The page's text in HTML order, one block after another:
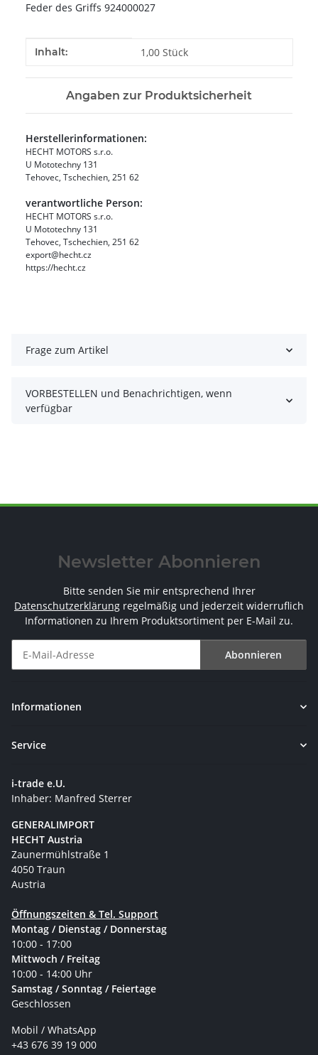
Feder des Griffs 924000027
Produkteigenschaft
Wert
Inhalt: 1,00 Stück
Angaben zur Produktsicherheit
Herstellerinformationen:
HECHT MOTORS s.r.o.
U Mototechny 131
Tehovec, Tschechien, 251 62
verantwortliche Person:
HECHT MOTORS s.r.o.
U Mototechny 131
Tehovec, Tschechien, 251 62
export@hecht.cz
https://hecht.cz
Frage zum Artikel
VORBESTELLEN und Benachrichtigen, wenn
verfügbar
Newsletter Abonnieren
Bitte senden Sie mir entsprechend Ihrer
Datenschutzerklärung regelmäßig und jederzeit widerruflich
Informationen zu Ihrem Produktsortiment per E-Mail zu.
Abonnieren
Informationen
Service
i-trade e.U.
Inhaber: Manfred Sterrer
GENERALIMPORT
HECHT Austria
Zaunermühlstraße 1
4050 Traun
Austria
Öffnungszeiten & Tel. Support
Montag / Dienstag / Donnerstag
10:00 - 17:00
Mittwoch / Freitag
10:00 - 14:00 Uhr
Samstag / Sonntag / Feiertage
Geschlossen
Mobil / WhatsApp
+43 676 39 19 000